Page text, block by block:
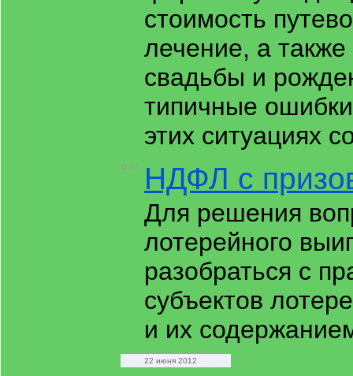
стоимость
лечение, а
свадьбы и
типичные
этих ситуациях
11:07 НДФЛ с
Для решения
лотерейного
разобраться с
субъектов
и их
22 июня 2012